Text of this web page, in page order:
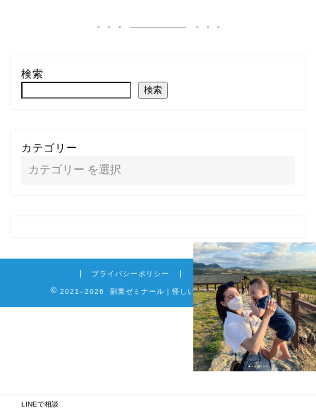
検索
検索
カテゴリー
プライバシーポリシー 免責事項
2021–2026 副業ゼミナール｜怪しい詐欺副業を徹底調査
LINEで相談